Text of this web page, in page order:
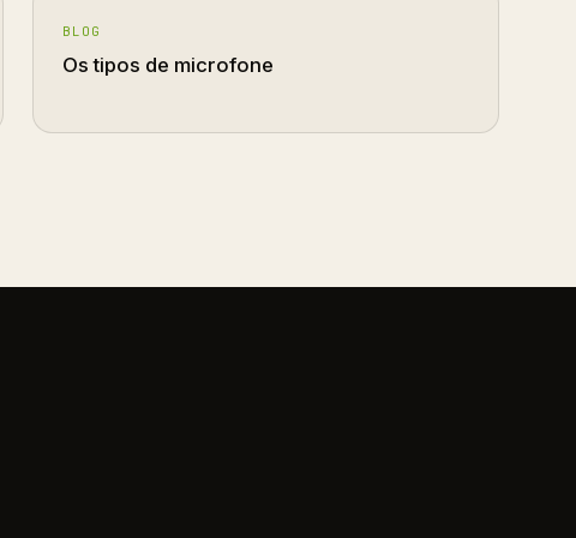
BLOG
Os tipos de microfone